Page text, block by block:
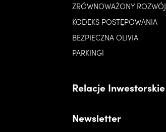
ZRÓWNOWAŻONY ROZWÓJ
KODEKS POSTĘPOWANIA
BEZPIECZNA OLIVIA
PARKINGI
Relacje Inwestorskie
Newsletter